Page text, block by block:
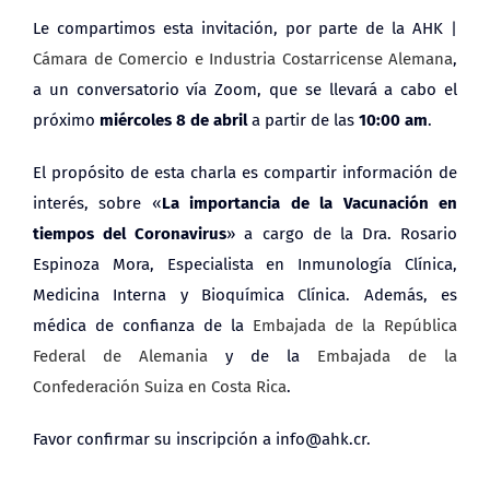
Le compartimos esta invitación, por parte de la AHK |
Cámara de Comercio e Industria Costarricense Alemana,
a un conversatorio vía Zoom, que se llevará a cabo el
próximo miércoles 8 de abrila partir de las 10:00 am.
El propósito de esta charla es compartir información de
interés, sobre «La importancia de la Vacunación en
tiempos del Coronavirus» a cargo de la Dra. Rosario
Espinoza Mora, Especialista en Inmunología Clínica,
Medicina Interna y Bioquímica Clínica. Además, es
médica de confianza de la Embajada de la República
Federal de Alemania y de la Embajada de la
Confederación Suiza en Costa Rica.
Favor confirmar su inscripción a info@ahk.cr.